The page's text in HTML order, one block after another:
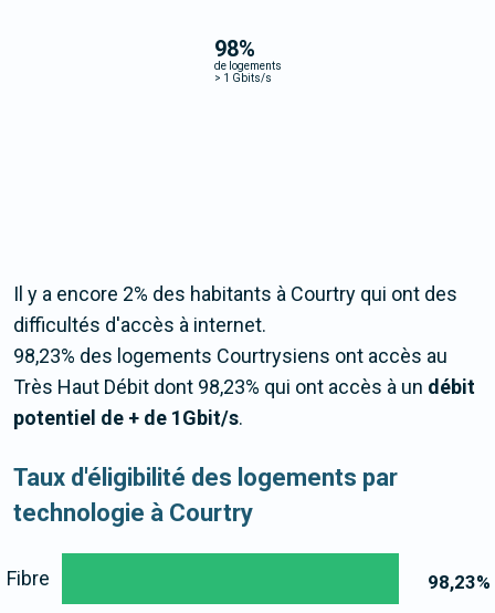
98%
de logements
> 1 Gbits/s
Il y a encore 2% des habitants à Courtry qui ont des
difficultés d'accès à internet.
98,23% des logements Courtrysiens ont accès au
Très Haut Débit dont 98,23% qui ont accès à un débit
potentiel de + de 1Gbit/s.
Taux d'éligibilité des logements par
technologie à Courtry
98,23%
Fibre